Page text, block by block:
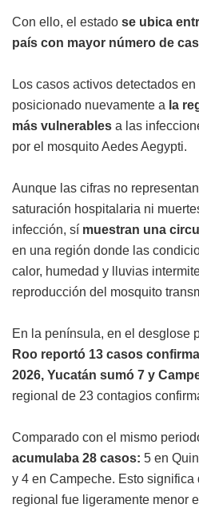
Con ello, el estado se ubica
país con mayor número de
Los casos activos detectados
posicionado nuevamente a la
más vulnerables a las
por el mosquito Aedes Aegypti.
Aunque las cifras no
saturación hospitalaria ni
infección, sí muestran una
en una región donde las
calor, humedad y lluvias
reproducción del mosquito
En la península, en el desglose
Roo reportó 13 casos
2026, Yucatán sumó 7 y
regional de 23 contagios
Comparado con el mismo
acumulaba 28 casos: 5 en
y 4 en Campeche. Esto significa
regional fue ligeramente menor